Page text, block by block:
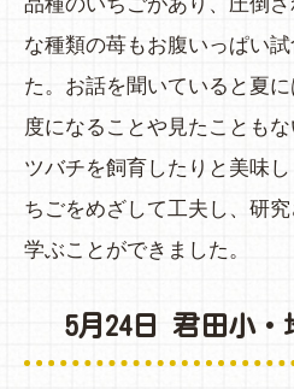
な種類の苺もお腹いっぱい
た。お話を聞いていると夏
度になることや見たことも
ツバチを飼育したりと美味
ちごをめざして工夫し、研
学ぶことができました。
5月24日 君田小・